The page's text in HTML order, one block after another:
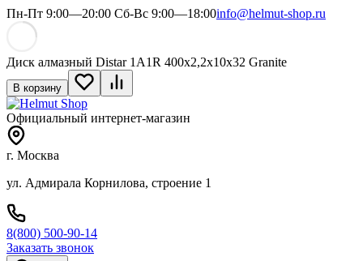
Пн-Пт 9:00—20:00 Сб-Вс 9:00—18:00info@helmut-shop.ru
Диск алмазный Distar 1A1R 400x2,2x10x32 Granite
В корзину
Официальный интернет-магазин
г. Москва
ул. Адмирала Корнилова, строение 1
8(800) 500-90-14
Заказать звонок